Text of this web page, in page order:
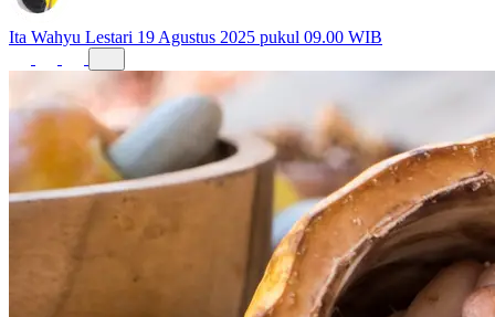
Ita Wahyu Lestari 19 Agustus 2025 pukul 09.00 WIB